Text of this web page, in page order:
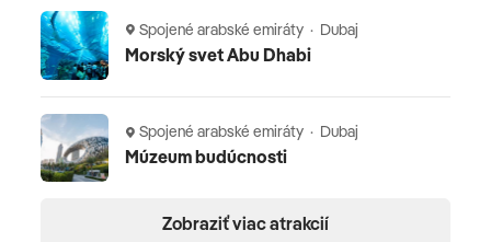
Spojené arabské emiráty · Dubaj
Morský svet Abu Dhabi
Spojené arabské emiráty · Dubaj
Múzeum budúcnosti
Zobraziť viac atrakcií